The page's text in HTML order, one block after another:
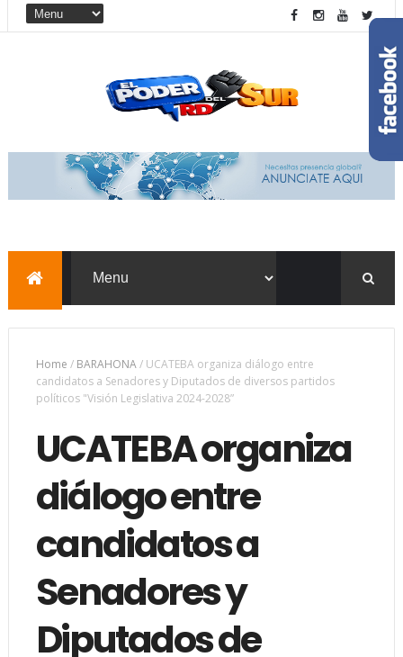
Home / BARAHONA/ UCATEBA organiza diálogo entre
candidatos a Senadores y Diputados de diversos partidos
políticos "Visión Legislativa 2024-2028”
UCATEBA organiza
diálogo entre
candidatos a
Senadores y
Diputados de